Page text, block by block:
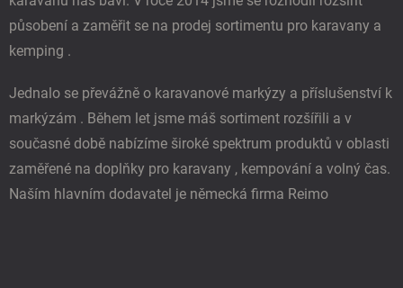
působení a zaměřit se na prodej sortimentu pro karavany a
kemping .
Jednalo se převážně o karavanové markýzy a příslušenství k
markýzám . Během let jsme máš sortiment rozšířili a v
současné době nabízíme široké spektrum produktů v oblasti
zaměřené na doplňky pro karavany , kempování a volný čas.
Naším hlavním dodavatel je německá firma Reimo